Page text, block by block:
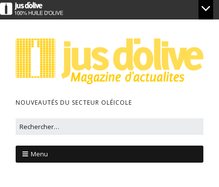
NOUVEAUTÉS DU SECTEUR OLÉICOLE
Menu